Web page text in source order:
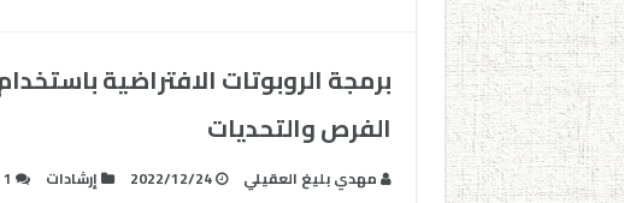
الفرص والتحديات
مهدي بليغ العقيلي 2022/12/24 إرشادات 1